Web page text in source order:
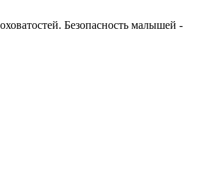
Безопасность малышей -